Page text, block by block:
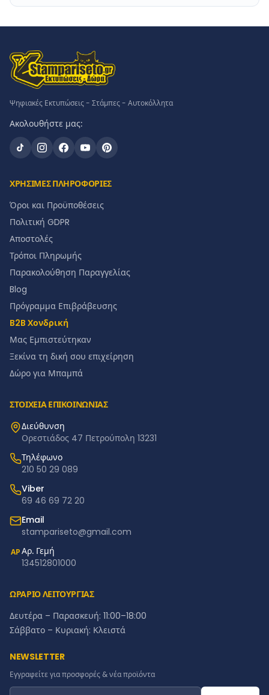
Ψηφιακές Εκτυπώσεις - Στάμπες - Αυτοκόλλητα
Ακολουθήστε μας:
ΧΡΗΣΙΜΕΣ ΠΛΗΡΟΦΟΡΙΕΣ
Όροι και Προϋποθέσεις
Πολιτική GDPR
Αποστολές
Τρόποι Πληρωμής
Παρακολούθηση Παραγγελίας
Blog
Πρόγραμμα Επιβράβευσης
B2B Χονδρική
Μας Εμπιστεύτηκαν
Ξεκίνα τη δική σου επιχείρηση
Δώρο για Μπαμπά
ΣΤΟΙΧΕΙΑ ΕΠΙΚΟΙΝΩΝΙΑΣ
Διεύθυνση
Ορεστιάδος 47 Πετρούπολη 13231
Τηλέφωνο
210 50 29 089
Viber
69 46 69 72 20
Email
stampariseto@gmail.com
ΑΡΑρ. Γεμή
134512801000
ΩΡΑΡΙΟ ΛΕΙΤΟΥΡΓΙΑΣ
Δευτέρα – Παρασκευή: 11:00–18:00
Σάββατο – Κυριακή: Κλειστά
NEWSLETTER
Εγγραφείτε για προσφορές & νέα προϊόντα